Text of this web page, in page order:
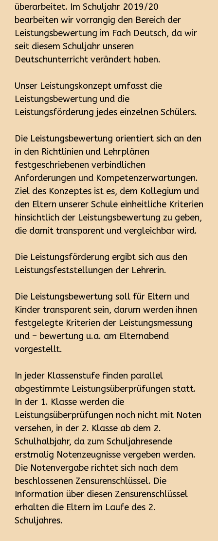
überarbeitet. Im Schuljahr 2019/20
bearbeiten wir vorrangig den Bereich der
Leistungsbewertung im Fach Deutsch, da wir
seit diesem Schuljahr unseren
Deutschunterricht verändert haben.
Unser Leistungskonzept umfasst die
Leistungsbewertung und die
Leistungsförderung jedes einzelnen Schülers.
Die Leistungsbewertung orientiert sich an den
in den Richtlinien und Lehrplänen
festgeschriebenen verbindlichen
Anforderungen und Kompetenzerwartungen.
Ziel des Konzeptes ist es, dem Kollegium und
den Eltern unserer Schule einheitliche Kriterien
hinsichtlich der Leistungsbewertung zu geben,
die damit transparent und vergleichbar wird.
Die Leistungsförderung ergibt sich aus den
Leistungsfeststellungen der Lehrerin.
Die Leistungsbewertung soll für Eltern und
Kinder transparent sein, darum werden ihnen
festgelegte Kriterien der Leistungsmessung
und – bewertung u.a. am Elternabend
vorgestellt.
In jeder Klassenstufe finden parallel
abgestimmte Leistungsüberprüfungen statt.
In der 1. Klasse werden die
Leistungsüberprüfungen noch nicht mit Noten
versehen, in der 2. Klasse ab dem 2.
Schulhalbjahr, da zum Schuljahresende
erstmalig Notenzeugnisse vergeben werden.
Die Notenvergabe richtet sich nach dem
beschlossenen Zensurenschlüssel. Die
Information über diesen Zensurenschlüssel
erhalten die Eltern im Laufe des 2.
Schuljahres.